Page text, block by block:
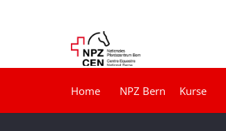
Home NPZ Bern Kurse